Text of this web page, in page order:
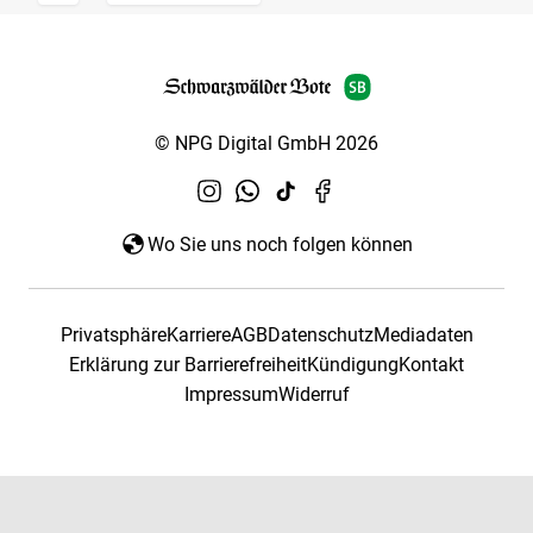
© NPG Digital GmbH 2026
Wo Sie uns noch folgen können
PrivatsphäreKarriereAGBDatenschutzMediadaten
Erklärung zur BarrierefreiheitKündigungKontakt
ImpressumWiderruf